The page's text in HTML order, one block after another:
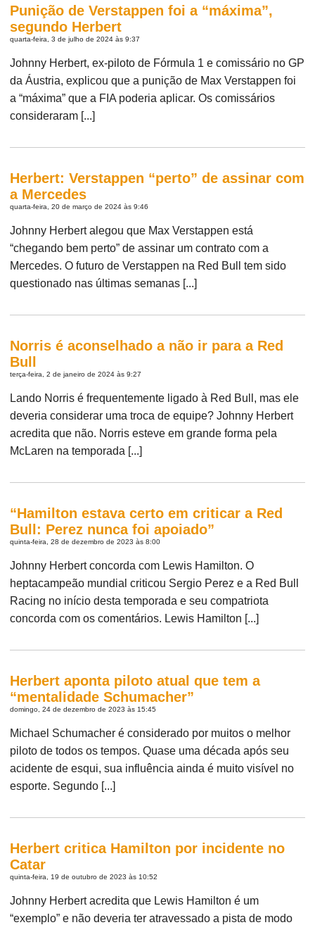
Punição de Verstappen foi a “máxima”,
segundo Herbert
quarta-feira, 3 de julho de 2024 às 9:37
Johnny Herbert, ex-piloto de Fórmula 1 e comissário no GP
da Áustria, explicou que a punição de Max Verstappen foi
a “máxima” que a FIA poderia aplicar. Os comissários
consideraram [...]
Herbert: Verstappen “perto” de assinar com
a Mercedes
quarta-feira, 20 de março de 2024 às 9:46
Johnny Herbert alegou que Max Verstappen está
“chegando bem perto” de assinar um contrato com a
Mercedes. O futuro de Verstappen na Red Bull tem sido
questionado nas últimas semanas [...]
Norris é aconselhado a não ir para a Red
Bull
terça-feira, 2 de janeiro de 2024 às 9:27
Lando Norris é frequentemente ligado à Red Bull, mas ele
deveria considerar uma troca de equipe? Johnny Herbert
acredita que não. Norris esteve em grande forma pela
McLaren na temporada [...]
“Hamilton estava certo em criticar a Red
Bull: Perez nunca foi apoiado”
quinta-feira, 28 de dezembro de 2023 às 8:00
Johnny Herbert concorda com Lewis Hamilton. O
heptacampeão mundial criticou Sergio Perez e a Red Bull
Racing no início desta temporada e seu compatriota
concorda com os comentários. Lewis Hamilton [...]
Herbert aponta piloto atual que tem a
“mentalidade Schumacher”
domingo, 24 de dezembro de 2023 às 15:45
Michael Schumacher é considerado por muitos o melhor
piloto de todos os tempos. Quase uma década após seu
acidente de esqui, sua influência ainda é muito visível no
esporte. Segundo [...]
Herbert critica Hamilton por incidente no
Catar
quinta-feira, 19 de outubro de 2023 às 10:52
Johnny Herbert acredita que Lewis Hamilton é um
“exemplo” e não deveria ter atravessado a pista de modo